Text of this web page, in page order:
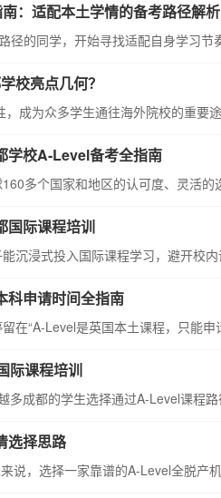
：适配本土学情的备考路径解析
校亮点几何？
学校A-Level备考全指南
国际课程培训
科申请时间全指南
际课程培训
选择思路